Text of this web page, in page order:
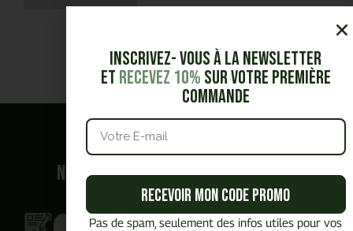
Quel estvotre besoin ?
Nous vous accompagnons dans vos
demandes.
Inscrivez- vous à la Newsletter
et Recevez 10% sur votre première
commande
Recevoir mon code promo
Pas de spam, seulement des infos utiles pour vos